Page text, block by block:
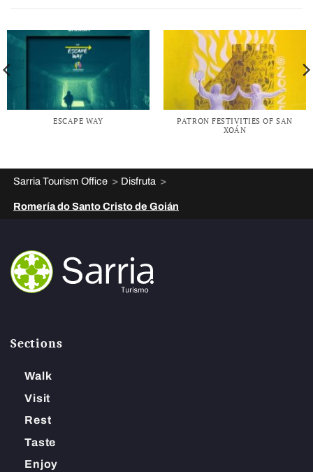
ESCAPE WAY
PATRON FESTIVITIES OF SAN
XOÁN
Sarria Tourism Office > Disfruta >
Romería do Santo Cristo de Goián
Sections
Walk
Visit
Rest
Taste
Enjoy